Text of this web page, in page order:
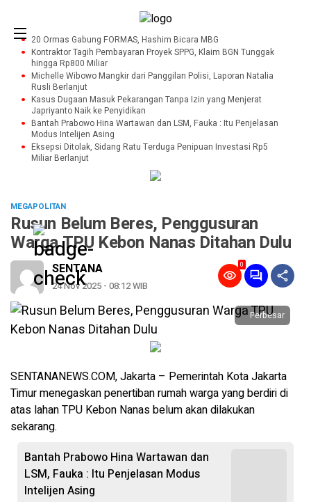
20 Ormas Gabung FORMAS, Hashim Bicara MBG
Kontraktor Tagih Pembayaran Proyek SPPG, Klaim BGN Tunggak
hingga Rp800 Miliar
Michelle Wibowo Mangkir dari Panggilan Polisi, Laporan Natalia
Rusli Berlanjut
Kasus Dugaan Masuk Pekarangan Tanpa Izin yang Menjerat
Japriyanto Naik ke Penyidikan
Bantah Prabowo Hina Wartawan dan LSM, Fauka : Itu Penjelasan
Modus Intelijen Asing
Eksepsi Ditolak, Sidang Ratu Terduga Penipuan Investasi Rp5
Miliar Berlanjut
MEGAPOLITAN
Rusun Belum Beres, Penggusuran
Warga TPU Kebon Nanas Ditahan Dulu
SENTANA
24 Nov 2025 - 08:12 WIB
0
Perbesar
SENTANANEWS.COM, Jakarta – Pemerintah Kota Jakarta
Timur menegaskan penertiban rumah warga yang berdiri di
atas lahan TPU Kebon Nanas belum akan dilakukan
sekarang.
Bantah Prabowo Hina Wartawan dan
LSM, Fauka : Itu Penjelasan Modus
Intelijen Asing